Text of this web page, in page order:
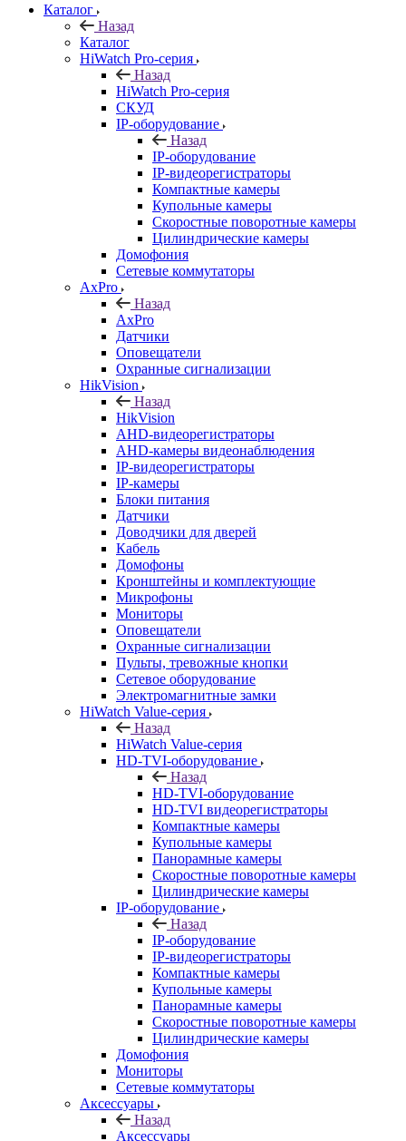
Каталог
Назад
Каталог
HiWatch Pro-серия
Назад
HiWatch Pro-серия
CКУД
IP-оборудование
Назад
IP-оборудование
IP-видеорегистраторы
Компактные камеры
Купольные камеры
Скоростные поворотные камеры
Цилиндрические камеры
Домофония
Сетевые коммутаторы
AxPro
Назад
AxPro
Датчики
Оповещатели
Охранные сигнализации
HikVision
Назад
HikVision
AHD-видеорегистраторы
AHD-камеры видеонаблюдения
IP-видеорегистраторы
IP-камеры
Блоки питания
Датчики
Доводчики для дверей
Кабель
Домофоны
Кронштейны и комплектующие
Микрофоны
Мониторы
Оповещатели
Охранные сигнализации
Пульты, тревожные кнопки
Сетевое оборудование
Электромагнитные замки
HiWatch Value-серия
Назад
HiWatch Value-серия
HD-TVI-оборудование
Назад
HD-TVI-оборудование
HD-TVI видеорегистраторы
Компактные камеры
Купольные камеры
Панорамные камеры
Скоростные поворотные камеры
Цилиндрические камеры
IP-оборудование
Назад
IP-оборудование
IP-видеорегистраторы
Компактные камеры
Купольные камеры
Панорамные камеры
Скоростные поворотные камеры
Цилиндрические камеры
Домофония
Мониторы
Сетевые коммутаторы
Аксессуары
Назад
Аксессуары